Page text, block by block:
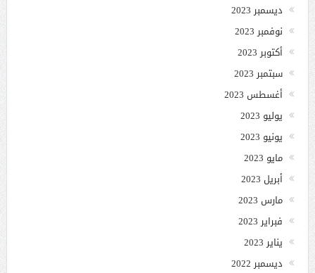
ديسمبر 2023
نوفمبر 2023
أكتوبر 2023
سبتمبر 2023
أغسطس 2023
يوليو 2023
يونيو 2023
مايو 2023
أبريل 2023
مارس 2023
فبراير 2023
يناير 2023
ديسمبر 2022